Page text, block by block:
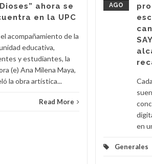
ahora se
en la UPC
acompañamiento de la
educativa,
y estudiantes, la
(e) Ana Milena Maya,
la obra artística...
Read More
AGO
en
Generales